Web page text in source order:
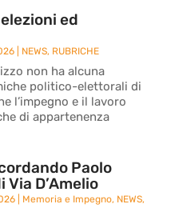
ed
NEWS, RUBRICHE
non ha alcuna
politico-elettorali di
l’impegno e il lavoro
di appartenenza
Paolo
D’Amelio
Memoria e Impegno, NEWS,